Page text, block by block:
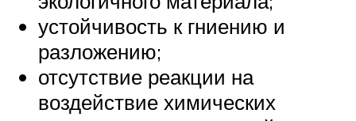
устойчивость к гниению и
разложению;
отсутствие реакции на
воздействие химических